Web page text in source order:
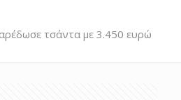
τσάντα με 3.450 ευρώ